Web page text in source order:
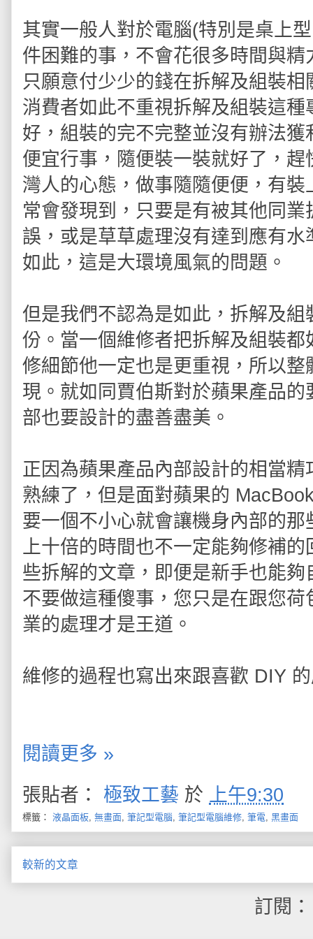
其實一般人對於電腦(特別是桌上
件困難的事，不會花很多時間與
只願意付少少的錢在拆解及組裝
消費者如此不重視拆解及組裝這
好，組裝的完不完整並沒有辦法
便宜行事，隨便裝一裝就好了，
灣人的心態，做事隨隨便便，有
常會發現到，只要是有被其他同
誤，或是草草處理沒有達到應有
如此，這是大環境風氣的問題。
但是我們不認為是如此，拆解及
份。當一個維修者把拆解及組裝
修細節他一定也是更重視，所以
現。就如同賈伯斯對於蘋果產品
部也要設計的盡善盡美。
正因為蘋果產品內部設計的相當
熟練了，但是面對蘋果的
要一個不小心就會讓機身內部的
上十倍的時間也不一定能夠修補
些拆解的文章，即便是新手也能
不要做這種傻事，您只是在跟您
業的處理才是王道。
維修的過程也寫出來跟喜歡 DIY
閱讀更多 »
張貼者： 極致工藝 於 上午9:30
標籤： 液晶面板, 無畫面, 筆記型電腦, 筆記型電腦維修, 筆電, 黑畫面
較新的文章
訂閱